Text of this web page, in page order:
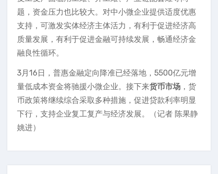
题，资金压力也比较大。对中小微企业提供适度优惠
支持，可激发实体经济主体活力，有利于促进经济高
质量发展，有利于促进金融可持续发展，畅通经济金
融良性循环。
3月16日，普惠金融定向降准已经落地，5500亿元增
量低成本资金将驰援小微企业。接下来货币市场 ，货
币政策将继续综合采取多种措施，促进贷款利率明显
下行，支持企业复工复产与经济发展。（记者 陈果静
姚进）